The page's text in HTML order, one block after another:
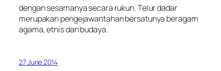
dengan sesamanya secara rukun. Telur dadar
merupakan pengejawantahan bersatunya beragam
agama, etnis dan budaya.
27 June 2014